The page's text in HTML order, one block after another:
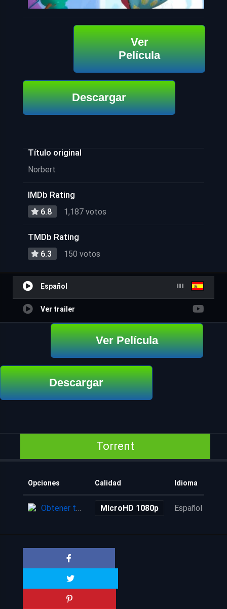
Ver
Película
Descargar
Título original
Norbert
IMDb Rating
6.8 1,187 votos
TMDb Rating
6.3 150 votos
Español
Ver trailer
Ver Película
Descargar
Torrent
Opciones Calidad Idioma
Obtener torrent MicroHD 1080p Español